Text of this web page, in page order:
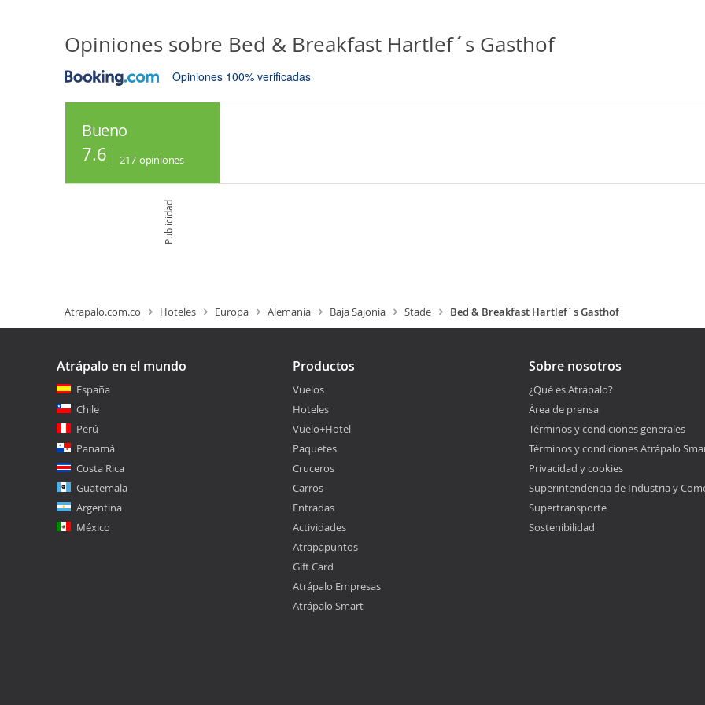
Opiniones sobre Bed & Breakfast Hartlef´s Gasthof
Opiniones 100% verificadas
Bueno
7.6 217 opiniones
Publicidad
Atrapalo.com.co Hoteles Europa Alemania Baja Sajonia Stade Bed & Breakfast Hartlef´s Gasthof
Atrápalo en el mundo
España
Chile
Perú
Panamá
Costa Rica
Guatemala
Argentina
México
Productos
Vuelos
Hoteles
Vuelo+Hotel
Paquetes
Cruceros
Carros
Entradas
Actividades
Atrapapuntos
Gift Card
Atrápalo Empresas
Atrápalo Smart
Sobre nosotros
¿Qué es Atrápalo?
Área de prensa
Términos y condiciones generales
Términos y condiciones Atrápalo
Privacidad y cookies
Superintendencia de Industria y
Supertransporte
Sostenibilidad